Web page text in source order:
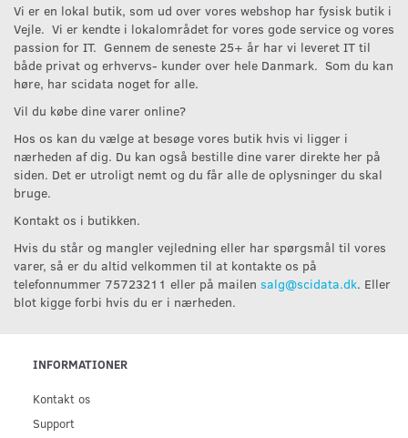
Vi er en lokal butik, som ud over vores webshop har fysisk butik i
Vejle. Vi er kendte i lokalområdet for vores gode service og vores
passion for IT. Gennem de seneste 25+ år har vi leveret IT til
både privat og erhvervs- kunder over hele Danmark. Som du kan
høre, har scidata noget for alle.
Vil du købe dine varer online?
Hos os kan du vælge at besøge vores butik hvis vi ligger i
nærheden af dig. Du kan også bestille dine varer direkte her på
siden. Det er utroligt nemt og du får alle de oplysninger du skal
bruge.
Kontakt os i butikken.
Hvis du står og mangler vejledning eller har spørgsmål til vores
varer, så er du altid velkommen til at kontakte os på
telefonnummer 75723211 eller på mailen salg@scidata.dk. Eller
blot kigge forbi hvis du er i nærheden.
INFORMATIONER
Kontakt os
Support